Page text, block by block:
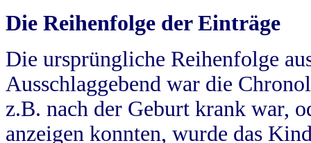
Die Reihenfolge der Einträge
Die ursprüngliche Reihenfolge
Ausschlaggebend war die
z.B. nach der Geburt krank war,
anzeigen konnten, wurde das